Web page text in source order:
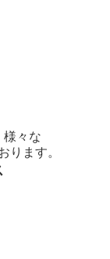
様々な
ります。